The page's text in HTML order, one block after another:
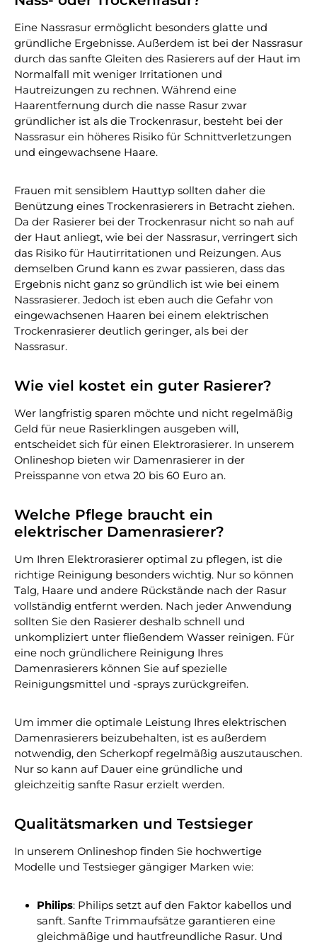
Eine Nassrasur ermöglicht besonders glatte und
gründliche Ergebnisse. Außerdem ist bei der Nassrasur
durch das sanfte Gleiten des Rasierers auf der Haut im
Normalfall mit weniger Irritationen und
Hautreizungen zu rechnen. Während eine
Haarentfernung durch die nasse Rasur zwar
gründlicher ist als die Trockenrasur, besteht bei der
Nassrasur ein höheres Risiko für Schnittverletzungen
und eingewachsene Haare.
Frauen mit sensiblem Hauttyp sollten daher die
Benützung eines Trockenrasierers in Betracht ziehen.
Da der Rasierer bei der Trockenrasur nicht so nah auf
der Haut anliegt, wie bei der Nassrasur, verringert sich
das Risiko für Hautirritationen und Reizungen. Aus
demselben Grund kann es zwar passieren, dass das
Ergebnis nicht ganz so gründlich ist wie bei einem
Nassrasierer. Jedoch ist eben auch die Gefahr von
eingewachsenen Haaren bei einem elektrischen
Trockenrasierer deutlich geringer, als bei der
Nassrasur.
Wie viel kostet ein guter Rasierer?
Wer langfristig sparen möchte und nicht regelmäßig
Geld für neue Rasierklingen ausgeben will,
entscheidet sich für einen Elektrorasierer. In unserem
Onlineshop bieten wir Damenrasierer in der
Preisspanne von etwa 20 bis 60 Euro an.
Welche Pflege braucht ein
elektrischer Damenrasierer?
Um Ihren Elektrorasierer optimal zu pflegen, ist die
richtige Reinigung besonders wichtig. Nur so können
Talg, Haare und andere Rückstände nach der Rasur
vollständig entfernt werden. Nach jeder Anwendung
sollten Sie den Rasierer deshalb schnell und
unkompliziert unter fließendem Wasser reinigen. Für
eine noch gründlichere Reinigung Ihres
Damenrasierers können Sie auf spezielle
Reinigungsmittel und -sprays zurückgreifen.
Um immer die optimale Leistung Ihres elektrischen
Damenrasierers beizubehalten, ist es außerdem
notwendig, den Scherkopf regelmäßig auszutauschen.
Nur so kann auf Dauer eine gründliche und
gleichzeitig sanfte Rasur erzielt werden.
Qualitätsmarken und Testsieger
In unserem Onlineshop finden Sie hochwertige
Modelle und Testsieger gängiger Marken wie:
Philips: Philips setzt auf den Faktor kabellos und
sanft. Sanfte Trimmaufsätze garantieren eine
gleichmäßige und hautfreundliche Rasur. Und